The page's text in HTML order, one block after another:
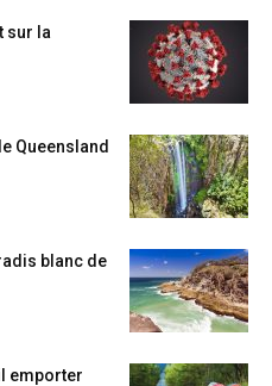
sur la
Queensland
blanc de
emporter